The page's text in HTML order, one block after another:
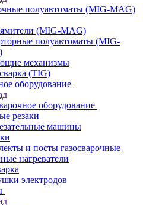
полуавтоматы (MIG-MAG)
(MIG-MAG)
полуавтоматы (MIG-
механизмы
(TIG)
оборудование
оборудование
резаки
машины
и посты газосварочные
нагреватели
электродов